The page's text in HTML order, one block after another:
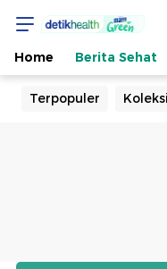
Home Berita Sehat
Terpopuler